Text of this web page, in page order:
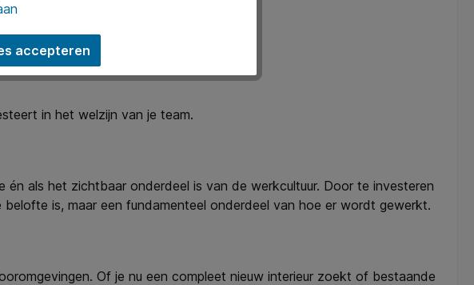
in het welzijn van je team.
als het zichtbaar onderdeel is van de werkcultuur. Door te investeren
is, maar een fundamenteel onderdeel van hoe er wordt gewerkt.
Of je nu een compleet nieuw interieur zoekt of bestaande
accepteren